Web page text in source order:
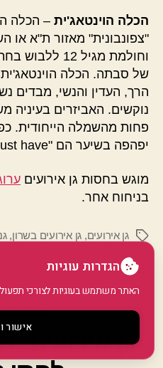
הכלה הוינטאג'ית – הכלה
"צפונבונית" מאזור ת"א או
וחולמת מגיל
של סבתה. הכלה
הרך, העדין והנשי, מבדים
נוקשים. האביזרים בעיניה
פחות מהשמלה הייחודית.
יפהפה בשיער הם "Must have" מבחינתה.
מוגש בחסות גן אירועים
בניחוח אחר.
תגיותגן אירועים, גן אירועים בשרון,
גן אירועים:
הגדרות עוגיות
האתר משתמש בעוגיות לצורכי
אישור